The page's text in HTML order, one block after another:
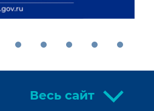
Весь сайт